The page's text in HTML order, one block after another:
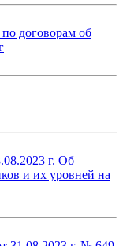
договорам об
г. Об
и их уровней на